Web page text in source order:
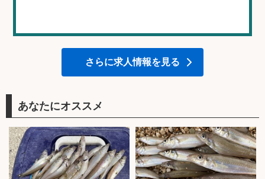
さらに求人情報を見る
あなたにオススメ